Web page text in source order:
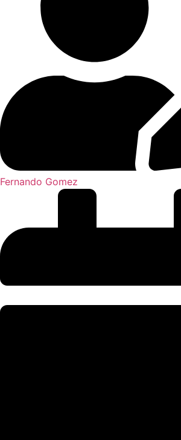
Fernando Gomez